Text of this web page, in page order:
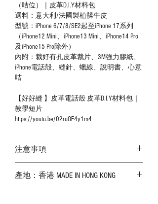
（咭位）｜皮革D.I.Y材料包
選料：意大利/法國製植鞣牛皮
型號：iPhone 6/7/8/SE2起至iPhone 17系列
（iPhone12 Mini、iPhone13 Mini、iPhone14 Pro
及iPhone15 Pro除外）
內附：裁好有孔皮革裁片、3M強力膠紙、
iPhone電話殻、縫針、蠟線、說明書、心意
咭
【好好縫 】皮革電話殼 皮革D.I.Y材料包｜
教學短片
https://youtu.be/02ruOF4y1m4
注意事項
實物為準；
產地：香港 MADE IN HONG KONG